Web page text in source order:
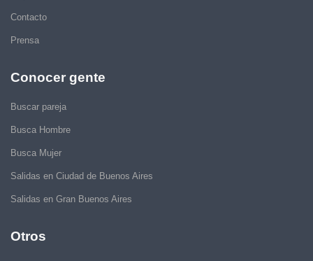
Contacto
Prensa
Conocer gente
Buscar pareja
Busca Hombre
Busca Mujer
Salidas en Ciudad de Buenos Aires
Salidas en Gran Buenos Aires
Otros